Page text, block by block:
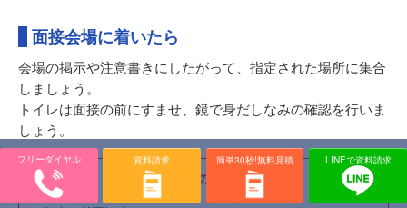
面接会場に着いたら
会場の掲示や注意書きにしたがって、指定された場所に集合
しましょう。
トイレは面接の前にすませ、鏡で身だしなみの確認を行いま
しょう。
控え室での注意事項
フリーダイヤル 資料請求 簡単30秒!無料見積 LINEで資料請求